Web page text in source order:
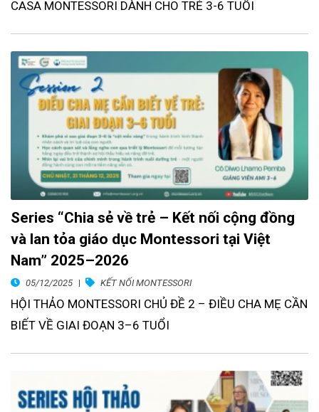
CASA MONTESSORI DÀNH CHO TRẺ 3-6 TUỔI
Series “Chia sẻ về trẻ – Kết nối cộng đồng
và lan tỏa giáo dục Montessori tại Việt
Nam” 2025–2026
05/12/2025 KẾT NỐI MONTESSORI
HỘI THẢO MONTESSORI CHỦ ĐỀ 2 – ĐIỀU CHA MẸ CẦN
BIẾT VỀ GIAI ĐOẠN 3–6 TUỔI